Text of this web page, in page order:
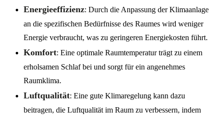
Energieeffizienz: Durch die Anpassung der Klimaanlage
an die spezifischen Bedürfnisse des Raumes wird weniger
Energie verbraucht, was zu geringeren Energiekosten führt.
Komfort: Eine optimale Raumtemperatur trägt zu einem
erholsamen Schlaf bei und sorgt für ein angenehmes
Raumklima.
Luftqualität: Eine gute Klimaregelung kann dazu
beitragen, die Luftqualität im Raum zu verbessern, indem